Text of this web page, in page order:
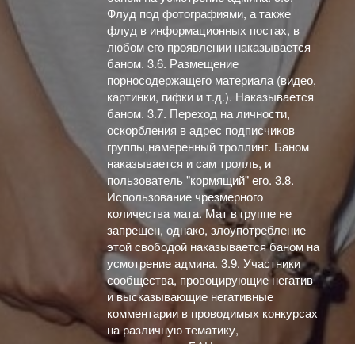
Флуд под фотографиями, а также
флуд в информационных постах, в
любом его проявлении наказывается
баном. 3.6. Размещение
порносодержащего материала (видео,
картинки, гифки и т.д.). Наказывается
баном. 3.7. Переход на личности,
оскорбления в адрес подписчиков
группы,намеренный троллинг. Баном
наказывается и сам тролль, и
пользователь "кормящий" его. 3.8.
Использование чрезмерного
количества мата. Мат в группе не
запрещен, однако, злоупотребление
этой свободой наказывается баном на
усмотрение админа. 3.9. Участники
сообщества, провоцирующие негатив
и высказывающие негативные
комментарии в проводимых конкурсах
на различную тематику,